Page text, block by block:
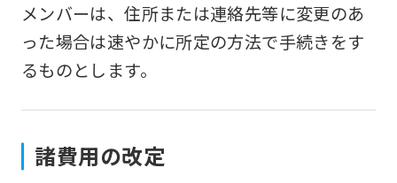
メンバーは、住所または連絡先等に変更のあ
った場合は速やかに所定の方法で手続きをす
るものとします。
諸費用の改定